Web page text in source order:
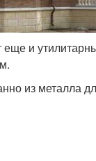
еще и
из металла